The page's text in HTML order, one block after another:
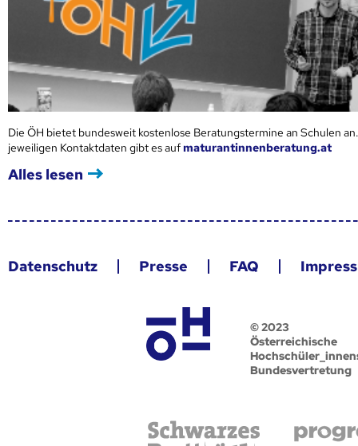
Die ÖH bietet bundesweit kostenlose Beratungstermine an Schulen
jeweiligen Kontaktdaten gibt es aufmaturantinnenberatung.at
Alles lesen
Datenschutz Presse FAQ
© 2023
Österreichische
Bundesvertretung